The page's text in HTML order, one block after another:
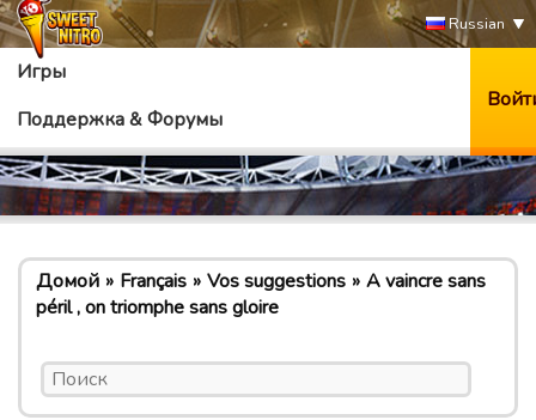
Russian
Игры
Поддержка & Форумы
Домой Français Vos suggestions
A vaincre sans
péril , on triomphe sans gloire